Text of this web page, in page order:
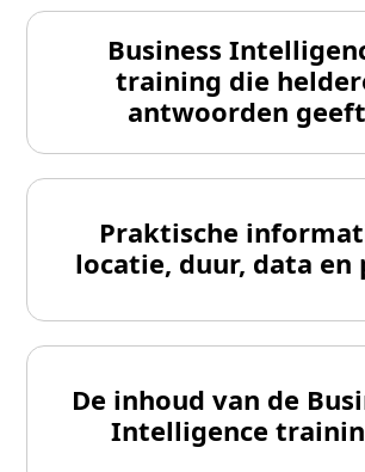
Business
training die
antwoorden geeft
Praktische
locatie, duur, data en
De inhoud van de
Intelligence